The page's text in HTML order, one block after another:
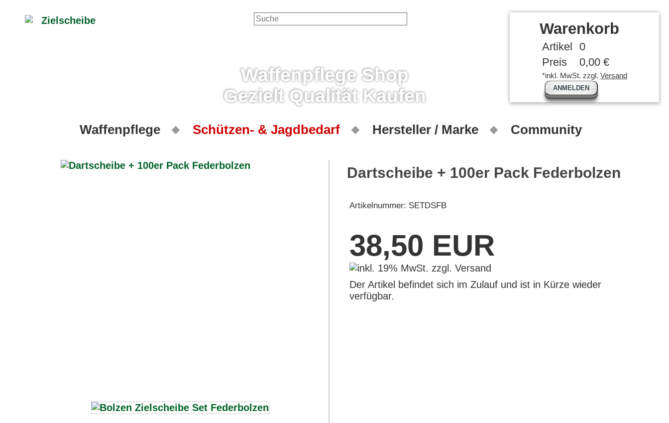
Waffenpflege Shop
Gezielt Qualität Kaufen
Warenkorb
Artikel 0
Preis
0,00 €
*inkl. MwSt. zzgl. Versand
ANMELDEN
Waffenpflege Schützen- & Jagdbedarf Hersteller / Marke Community
Dartscheibe + 100er Pack Federbolzen
Artikelnummer: SETDSFB
38,50 EUR
Der Artikel befindet sich im Zulauf und ist in Kürze wieder
verfügbar.